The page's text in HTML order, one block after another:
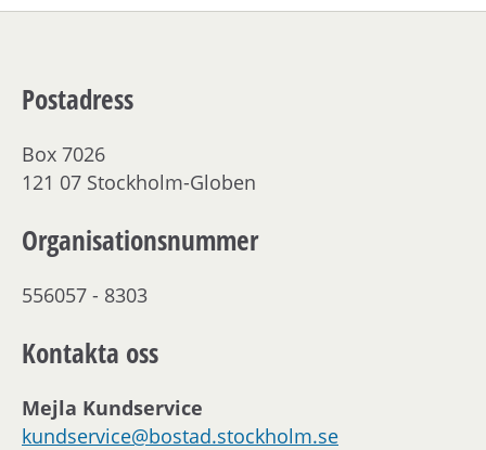
Postadress
Box 7026
121 07 Stockholm-Globen
Organisationsnummer
556057 - 8303
Kontakta oss
Mejla Kundservice
kundservice@bostad.stockholm.se